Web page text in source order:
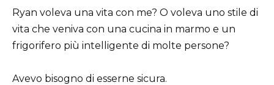
Ryan voleva una vita con me? O voleva uno stile di
vita che veniva con una cucina in marmo e un
frigorifero più intelligente di molte persone?
Avevo bisogno di esserne sicura.